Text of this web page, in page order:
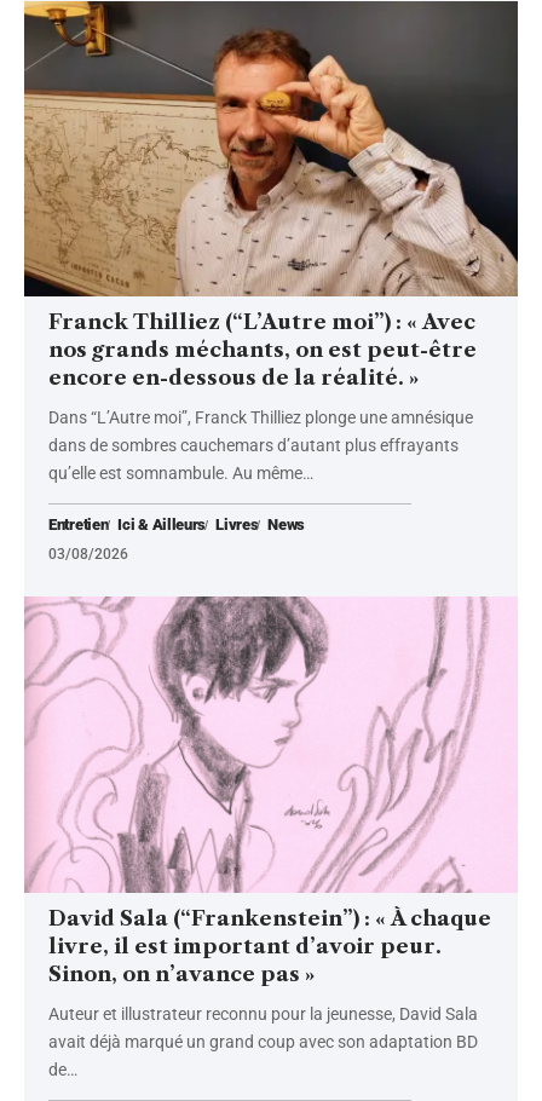
Franck Thilliez (“L’Autre moi”) : « Avec
nos grands méchants, on est peut-être
encore en-dessous de la réalité. »
Dans “L’Autre moi”, Franck Thilliez plonge une amnésique
dans de sombres cauchemars d’autant plus effrayants
qu’elle est somnambule. Au même…
Entretien Ici & Ailleurs Livres News
03/08/2026
David Sala (“Frankenstein”) : « À chaque
livre, il est important d’avoir peur.
Sinon, on n’avance pas »
Auteur et illustrateur reconnu pour la jeunesse, David Sala
avait déjà marqué un grand coup avec son adaptation BD
de…